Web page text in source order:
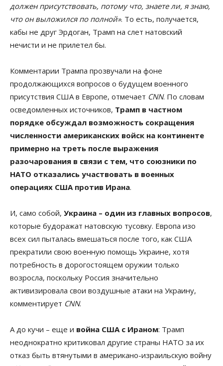
должен присутствовать, потому что, знаете ли, я знаю,
что он выложился по полной». То есть, получается,
кабы не друг Эрдоган, Трамп на слет натовский
нечисти и не прилетел бы.
Комментарии Трампа прозвучали на фоне
продолжающихся вопросов о будущем военного
присутствия США в Европе, отмечает CNN. По словам
осведомленных источников, Трамп в частном
порядке обсуждал возможность сокращения
численности американских войск на континенте
примерно на треть после выражения
разочарования в связи с тем, что союзники по
НАТО отказались участвовать в военных
операциях США против Ирана.
И, само собой, Украина – один из главных вопросов,
которые будоражат натовскую тусовку. Европа изо
всех сил пыталась вмешаться после того, как США
прекратили свою военную помощь Украине, хотя
потребность в дорогостоящем оружии только
возросла, поскольку Россия значительно
активизировала свои воздушные атаки на Украину,
комментирует CNN.
А до кучи – еще и война США с Ираном: Трамп
неоднократно критиковал другие страны НАТО за их
отказ быть втянутыми в американо-израильскую войну